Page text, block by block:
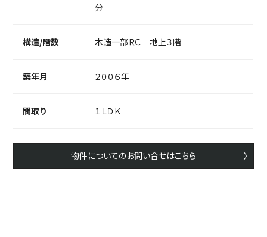
分
構造/階数 木造一部ＲＣ 地上３階
築年月 ２００６年
間取り １ＬＤＫ
物件についてのお問い合せはこちら